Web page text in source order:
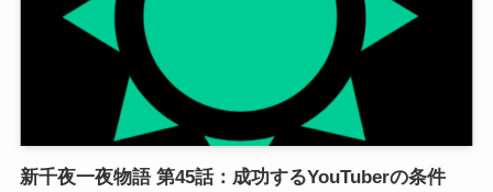
新千夜一夜物語 第45話：成功するYouTuberの条件